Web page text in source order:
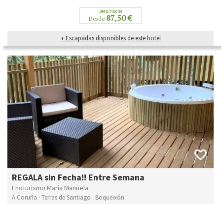
pers/noche
Desde 87,50 €
+ Escapadas disponibles de este hotel
REGALA sin Fecha!! Entre Semana
Enoturismo María Manuela
A Coruña · Terras de Santiago · Boqueixón